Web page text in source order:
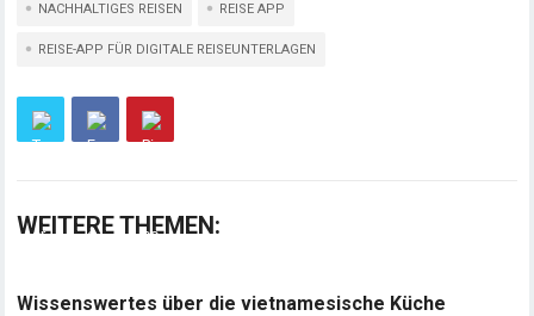
NACHHALTIGES REISEN REISE APP
REISE-APP FÜR DIGITALE REISEUNTERLAGEN
WEITERE THEMEN:
Wissenswertes über die vietnamesische Küche